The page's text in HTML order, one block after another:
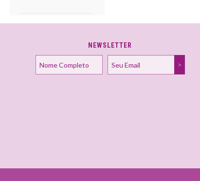
NEWSLETTER